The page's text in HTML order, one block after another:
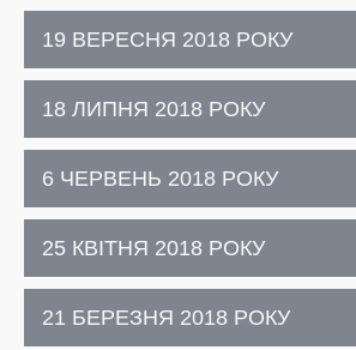
19 ВЕРЕСНЯ 2018 РОКУ
18 ЛИПНЯ 2018 РОКУ
6 ЧЕРВЕНЬ 2018 РОКУ
25 КВІТНЯ 2018 РОКУ
21 БЕРЕЗНЯ 2018 РОКУ